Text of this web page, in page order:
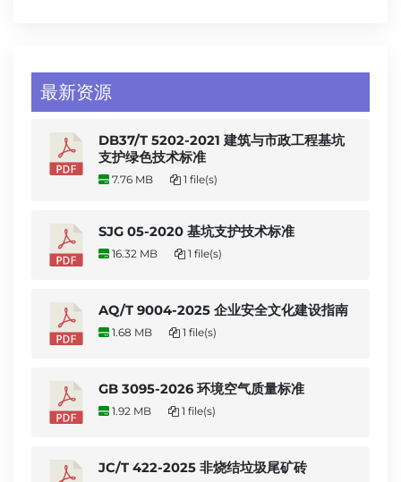
最新资源
DB37/T 5202-2021 建筑与市政工程基坑
支护绿色技术标准
7.76 MB 1 file(s)
SJG 05-2020 基坑支护技术标准
16.32 MB 1 file(s)
AQ/T 9004-2025 企业安全文化建设指南
1.68 MB 1 file(s)
GB 3095-2026 环境空气质量标准
1.92 MB 1 file(s)
JC/T 422-2025 非烧结垃圾尾矿砖